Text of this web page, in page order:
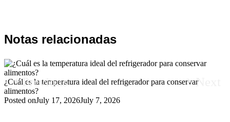
Notas relacionadas
¿Cuál es la temperatura ideal del refrigerador para conservar
alimentos?
Posted onJuly 17, 2026July 7, 2026
Previous Next